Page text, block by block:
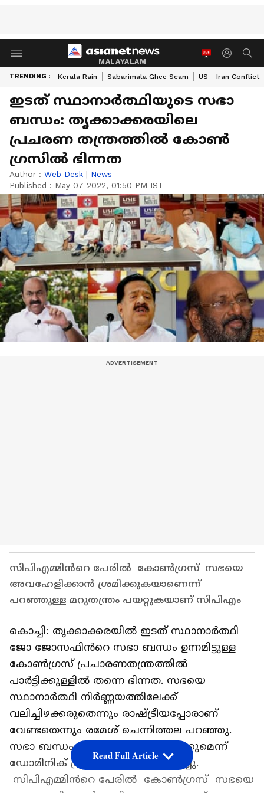
MALAYALAM
TRENDING : Kerala Rain Sabarimala Ghee Scam US - Iran Conflict
ഇടത് സ്ഥാനാ‍‍ർത്ഥിയുടെ സഭാ
ബന്ധം: തൃക്കാക്കരയിലെ
പ്രചരണ തന്ത്രത്തിൽ കോൺ​
ഗ്രസിൽ ഭിന്നത
Author : Web Desk | News
Published : May 07 2022, 01:50 PM IST
സിപിഎമ്മിൻറെ പേരിൽ കോൺഗ്രസ് സഭയെ
അവഹേളിക്കാൻ ശ്രമിക്കുകയാണെന്ന്
പറഞ്ഞുള്ള മറുതന്ത്രം പയറ്റുകയാണ് സിപിഎം
കൊച്ചി: തൃക്കാക്കരയിൽ ഇടത് സ്ഥാനാർത്ഥി
ജോ ജോസഫിൻറെ സഭാ ബന്ധം ഉന്നമിട്ടുള്ള
കോൺഗ്രസ് പ്രചാരണതന്ത്രത്തിൽ
പാർട്ടിക്കുള്ളിൽ തന്നെ ഭിന്നത. സഭയെ
സ്ഥാനാർത്ഥി നിർണ്ണയത്തിലേക്ക്
വലിച്ചിഴക്കരുതെന്നും രാഷ്ട്രീയപ്പോരാണ്
വേണ്ടതെന്നും രമേശ് ചെന്നിത്തല പറഞ്ഞു.
സഭാ ബന്ധം പറഞ്ഞാൽ തിരിച്ചടിക്കുമെന്ന്
ഡോമിനിക് പ്രസൻേഷൻ വിമർശിച്ചു.
സിപിഎമ്മിൻറെ പേരിൽ കോൺഗ്രസ് സഭയെ
Read Full Article